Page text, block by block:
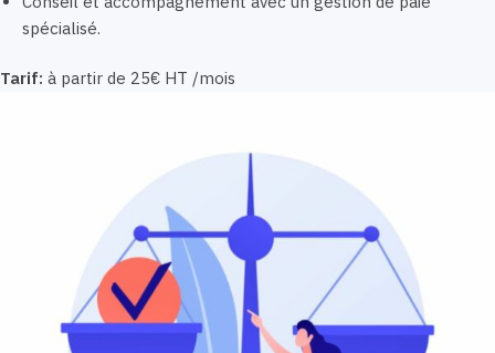
spécialisé.
Tarif: à partir de 25€ HT /mois